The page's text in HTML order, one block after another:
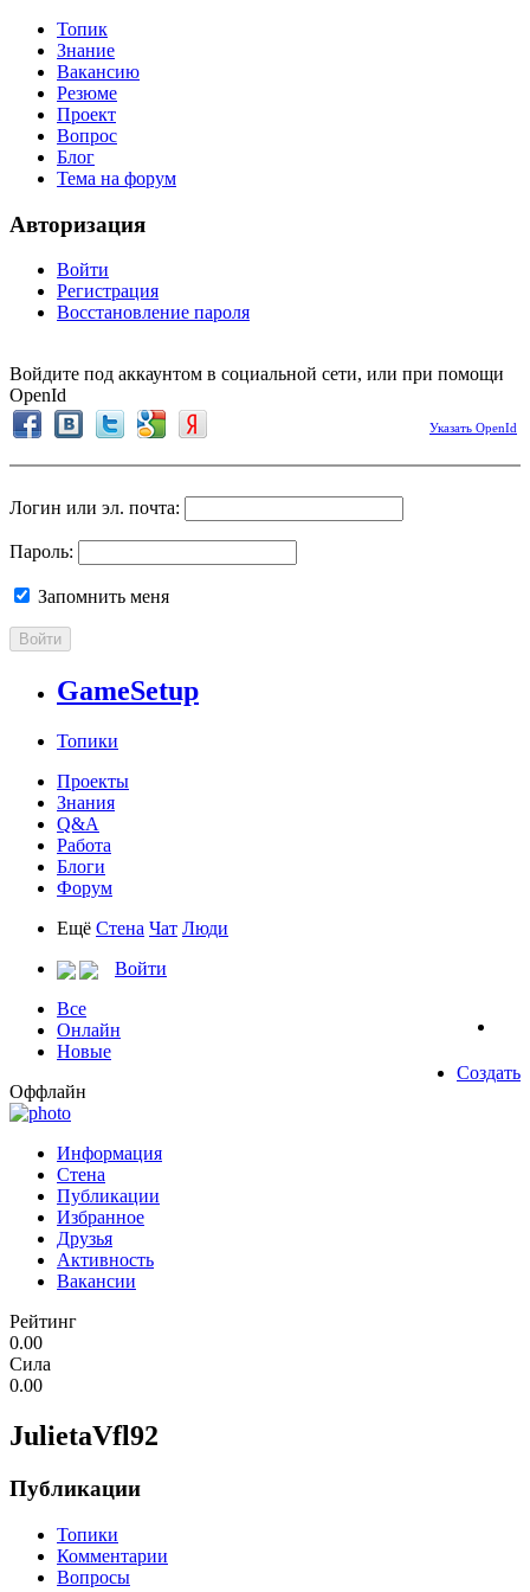
Топик
Знание
Вакансию
Резюме
Проект
Вопрос
Блог
Тема на форум
Авторизация
Войти
Регистрация
Восстановление пароля
Войдите под аккаунтом в социальной сети, или при помощи
OpenId
Указать OpenId
Логин или эл. почта:
Пароль:
Запомнить меня
Войти
GameSetup
Топики
Проекты
Знания
Q&A
Работа
Блоги
Форум
Ещё Стена Чат Люди
Войти
Все
Онлайн
Новые
Создать
Оффлайн
Информация
Стена
Публикации
Избранное
Друзья
Активность
Вакансии
Рейтинг
0.00
Сила
0.00
JulietaVfl92
Публикации
Топики
Комментарии
Вопросы